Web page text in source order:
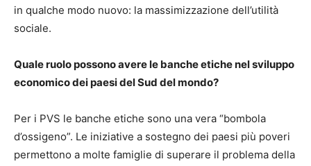
in qualche modo nuovo: la massimizzazione dell’utilità
sociale.
Quale ruolo possono avere le banche etiche nel sviluppo
economico dei paesi del Sud del mondo?
Per i PVS le banche etiche sono una vera “bombola
d’ossigeno”. Le iniziative a sostegno dei paesi più poveri
permettono a molte famiglie di superare il problema della